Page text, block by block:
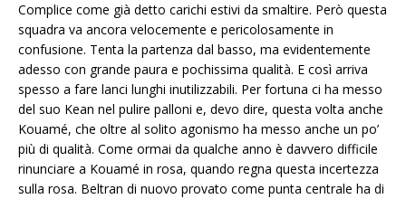
Complice come già detto carichi estivi da smaltire. Però questa
squadra va ancora velocemente e pericolosamente in
confusione. Tenta la partenza dal basso, ma evidentemente
adesso con grande paura e pochissima qualità. E così arriva
spesso a fare lanci lunghi inutilizzabili. Per fortuna ci ha messo
del suo Kean nel pulire palloni e, devo dire, questa volta anche
Kouamé, che oltre al solito agonismo ha messo anche un po’
più di qualità. Come ormai da qualche anno è davvero difficile
rinunciare a Kouamé in rosa, quando regna questa incertezza
sulla rosa. Beltran di nuovo provato come punta centrale ha di